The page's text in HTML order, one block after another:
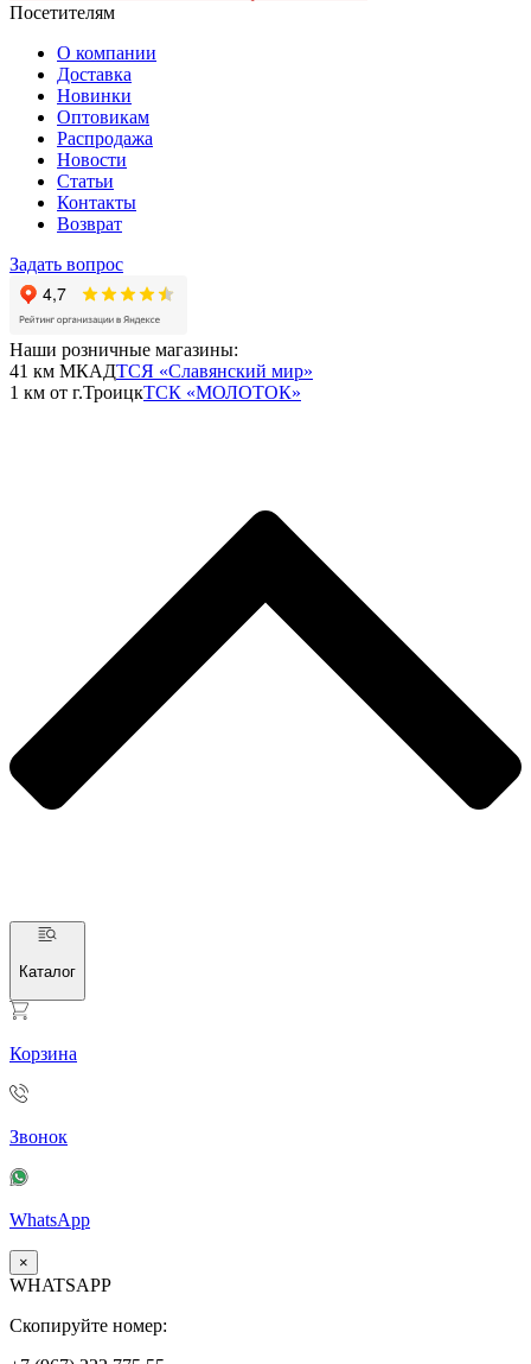
Посетителям
О компании
Доставка
Новинки
Оптовикам
Распродажа
Новости
Статьи
Контакты
Возврат
Задать вопрос
Наши розничные магазины:
41 км МКАДТСЯ «Славянский мир»
1 км от г.ТроицкТСК «МОЛОТОК»
Каталог
Корзина
Звонок
WhatsApp
×
WHATSAPP
Скопируйте номер: